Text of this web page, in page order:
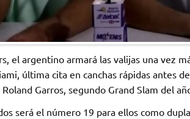
el argentino armará las valijas una vez
última cita en canchas rápidas antes
Garros, segundo Grand Slam del
será el número 19 para ellos como